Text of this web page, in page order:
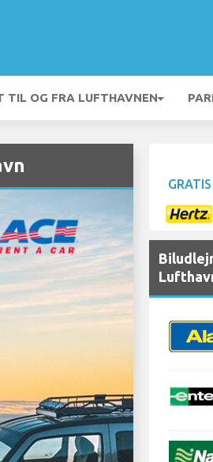
TIL OG FRA LUFTHAVNEN
GRATIS